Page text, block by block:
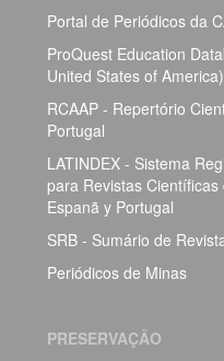
Portal de Periódicos da
ProQuest Education
United States of America)
RCAAP - Repertório
Portugal
LATINDEX - Sistema
para Revistas
Espanã y Portugal
SRB - Sumário de
Periódicos de Minas
PRESERVAÇÃO